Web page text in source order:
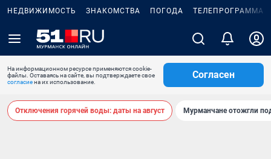
НЕДВИЖИМОСТЬ ЗНАКОМСТВА ПОГОДА ТЕЛЕПРОГРАММА
На информационном ресурсе применяются cookie-
файлы. Оставаясь на сайте, вы подтверждаете свое
согласиена их использование.
Согласен
Отключения горячей воды: даты на август Мурманчане отожгли